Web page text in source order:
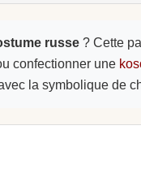
russe ? Cette
confectionner une
la symbolique de